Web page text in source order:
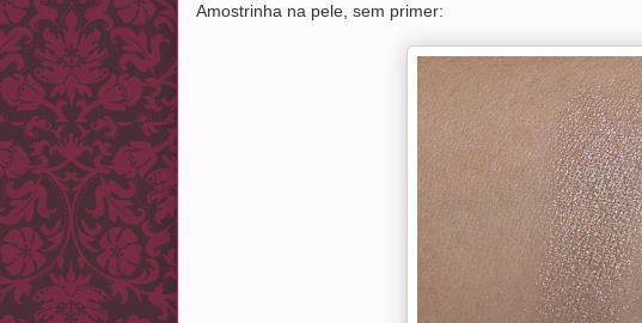
Amostrinha na pele, sem primer: